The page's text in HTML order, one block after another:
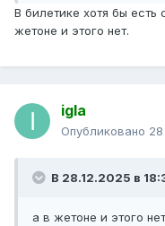
В билетике хотя бы
жетоне и этого нет.
igla
Опубликовано
В 28.12.2025 в
а в жетоне и этого